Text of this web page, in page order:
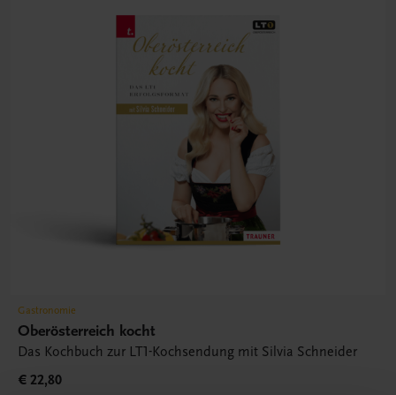
Gastronomie
Oberösterreich kocht
Das Kochbuch zur LT1-Kochsendung mit Silvia Schneider
€ 22,80